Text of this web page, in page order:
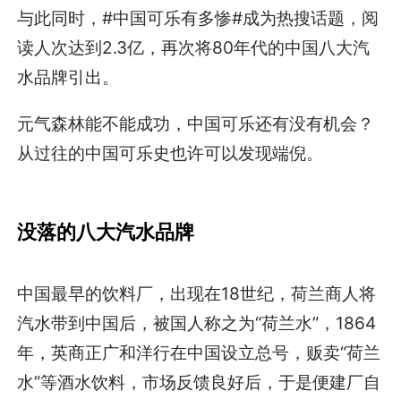
与此同时，#中国可乐有多惨#成为热搜话题，阅
读人次达到2.3亿，再次将80年代的中国八大汽
水品牌引出。
元气森林能不能成功，中国可乐还有没有机会？
从过往的中国可乐史也许可以发现端倪。
没落的八大汽水品牌
中国最早的饮料厂，出现在18世纪，荷兰商人将
汽水带到中国后，被国人称之为“荷兰水”，1864
年，英商正广和洋行在中国设立总号，贩卖“荷兰
水”等酒水饮料，市场反馈良好后，于是便建厂自